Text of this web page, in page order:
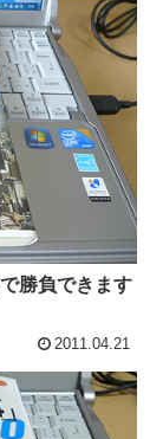
勝負できます
2011.04.21